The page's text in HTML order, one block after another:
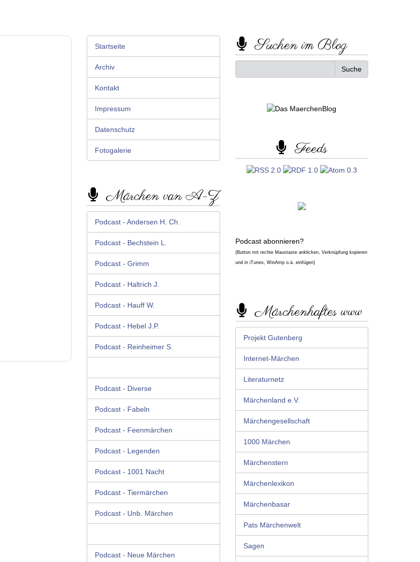
Startseite
Archiv
Kontakt
Impressum
Datenschutz
Fotogalerie
Märchen van A-Z
Podcast - Andersen H. Ch.
Podcast - Bechstein L.
Podcast - Grimm
Podcast - Haltrich J.
Podcast - Hauff W.
Podcast - Hebel J.P.
Podcast - Reinheimer S.
Podcast - Diverse
Podcast - Fabeln
Podcast - Feenmärchen
Podcast - Legenden
Podcast - 1001 Nacht
Podcast - Tiermärchen
Podcast - Unb. Märchen
Podcast - Neue Märchen
Suchen im Blog
Feeds
Podcast abonnieren?
(Button mit rechte Maustaste anklicken, Verknüpfung kopieren
und in iTunes, WinAmp o.ä. einfügen)
Märchenhaftes www
Projekt Gutenberg
Internet-Märchen
Literaturnetz
Märchenland e.V.
Märchengesellschaft
1000 Märchen
Märchenstern
Märchenlexikon
Märchenbasar
Pats Märchenwelt
Sagen